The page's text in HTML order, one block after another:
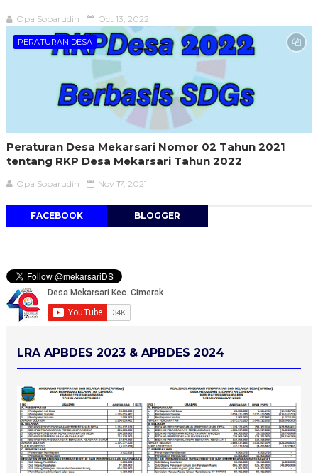
Opa Soparudin Oct 13, 2022
PERATURAN DESA
Peraturan Desa Mekarsari Nomor 02 Tahun 2021
tentang RKP Desa Mekarsari Tahun 2022
Opa Soparudin Nov 17, 2021
FACEBOOK BLOGGER
LRA APBDES 2023 & APBDES 2024